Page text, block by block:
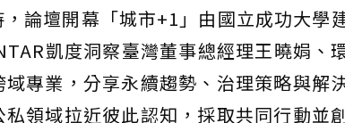
論壇開幕「城市+1」由國立成功大學
凱度洞察臺灣董事總經理王曉娟、
專業，分享永續趨勢、治理策略與解
領域拉近彼此認知，採取共同行動並